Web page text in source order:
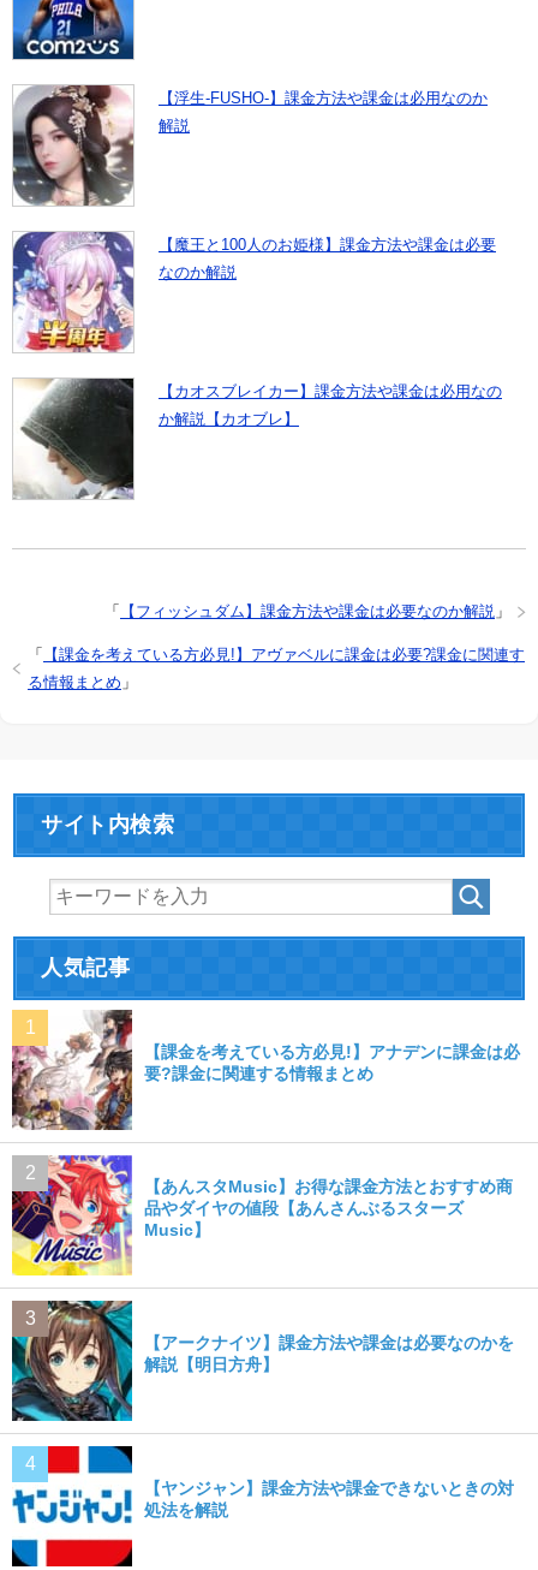
【浮生-FUSHO-】課金方法や課金は必用なのか
解説
【魔王と100人のお姫様】課金方法や課金は必要
なのか解説
【カオスブレイカー】課金方法や課金は必用なの
か解説【カオブレ】
「 【フィッシュダム】課金方法や課金は必要なのか解説 」
「
【課金を考えている方必見!】アヴァベルに課金は必要?課金に関連す
る情報まとめ 」
サイト内検索
人気記事
【課金を考えている方必見!】アナデンに課金は必
要?課金に関連する情報まとめ
【あんスタMusic】お得な課金方法とおすすめ商
品やダイヤの値段【あんさんぶるスターズ
Music】
【アークナイツ】課金方法や課金は必要なのかを
解説【明日方舟】
【ヤンジャン】課金方法や課金できないときの対
処法を解説